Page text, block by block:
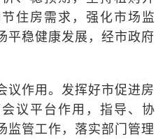
住房需求，强化市场监
平稳健康发展，经市政府
议作用。发挥好市促进房
议平台作用，指导、协
监管工作，落实部门管理